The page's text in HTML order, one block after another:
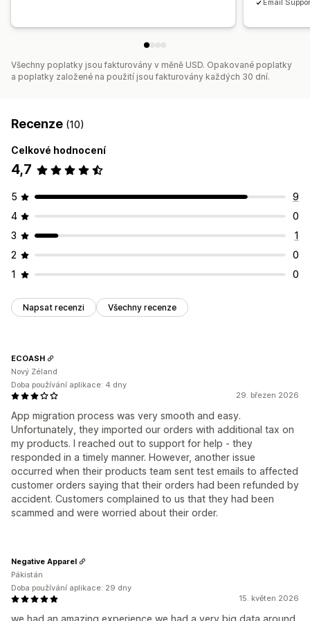
Email
Všechny poplatky jsou fakturovány v měně USD. Opakované poplatky
a poplatky založené na použití jsou fakturovány každých 30 dní.
Recenze (10)
Celkové hodnocení
4,7
5
9
4
0
3
1
2
0
1
0
Napsat recenzi Všechny recenze
29. březen 2026
App migration process was very smooth and easy.
Unfortunately, they imported our orders with additional tax on
my products. I reached out to support for help - they
responded in a timely manner. However, another issue
occurred when their products team sent test emails to affected
customer orders saying that their orders had been refunded by
accident. Customers complained to us that they had been
scammed and were worried about their order.
ECOASH
Nový Zéland
Doba používání aplikace: 4 dny
15. květen 2026
Negative Apparel
Pákistán
Doba používání aplikace: 29 dny